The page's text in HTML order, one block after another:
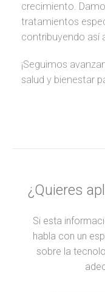
crecimiento.
tratamientos
contribuyendo así
¡Seguimos
salud y bienestar
¿Quieres
Si esta
habla con un
sobre la